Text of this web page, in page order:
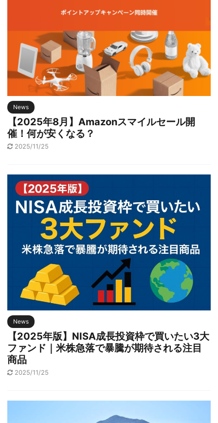
News
【2025年8月】Amazonスマイルセール開
催！何が安くなる？
2025/11/25
News
【2025年版】NISA成長投資枠で買いたい3大
ファンド｜米株急落で暴騰が期待される注目
商品
2025/11/25